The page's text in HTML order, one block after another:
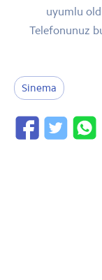
uyumlu
Telefonunuz
Sinema